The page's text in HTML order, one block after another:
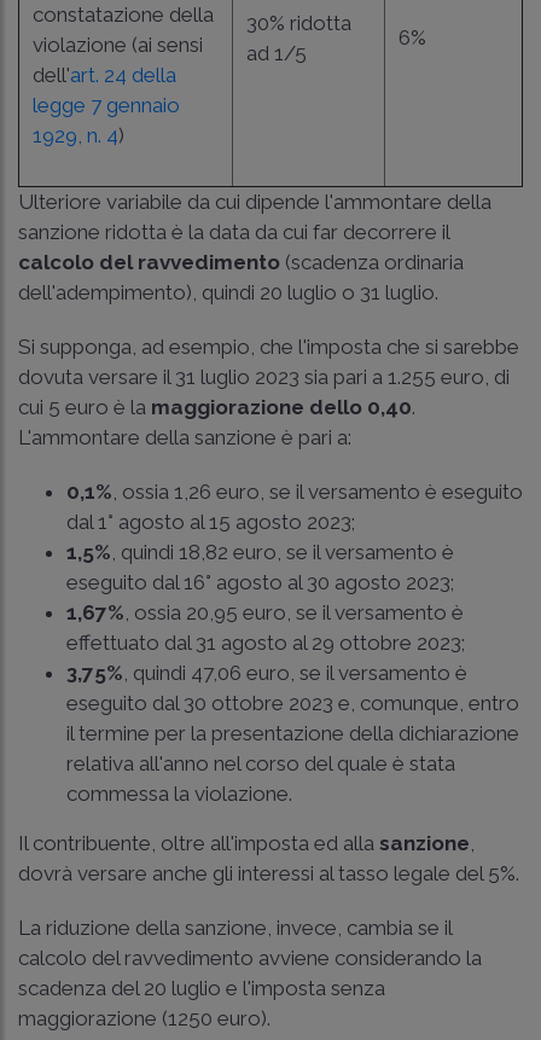
constatazione della
violazione (ai sensi
dell'art. 24 della
legge 7 gennaio
1929, n. 4)
30% ridotta
ad 1/5
6%
Ulteriore variabile da cui dipende l'ammontare della
sanzione ridotta è la data da cui far decorrere il
calcolo del ravvedimento (scadenza ordinaria
dell'adempimento), quindi 20 luglio o 31 luglio.
Si supponga, ad esempio, che l'imposta che si sarebbe
dovuta versare il 31 luglio 2023 sia pari a 1.255 euro, di
cui 5 euro è la maggiorazione dello 0,40.
L'ammontare della sanzione è pari a:
0,1% , ossia 1,26 euro, se il versamento è eseguito
dal 1° agosto al 15 agosto 2023;
1,5% , quindi 18,82 euro, se il versamento è
eseguito dal 16° agosto al 30 agosto 2023;
1,67% , ossia 20,95 euro, se il versamento è
effettuato dal 31 agosto al 29 ottobre 2023;
3,75% , quindi 47,06 euro, se il versamento è
eseguito dal 30 ottobre 2023 e, comunque, entro
il termine per la presentazione della dichiarazione
relativa all'anno nel corso del quale è stata
commessa la violazione.
Il contribuente, oltre all'imposta ed alla sanzione
dovrà versare anche gli interessi al tasso legale del 5%.
La riduzione della sanzione, invece, cambia se il
calcolo del ravvedimento avviene considerando la
scadenza del 20 luglio e l'imposta senza
maggiorazione (1250 euro).